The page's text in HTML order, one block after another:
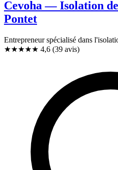
Cevoha — Isolation
Pontet
Entrepreneur spécialisé dans
★★★★★ 4,6 (39 avis)